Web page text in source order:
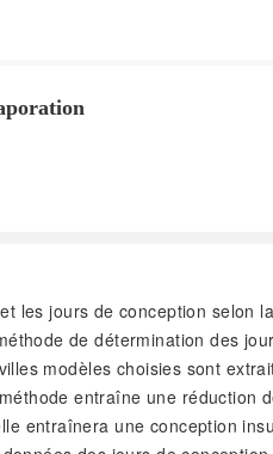
les jours de conception selon
de détermination des
modèles choisies sont
entraîne une réduction
entraînera une conception